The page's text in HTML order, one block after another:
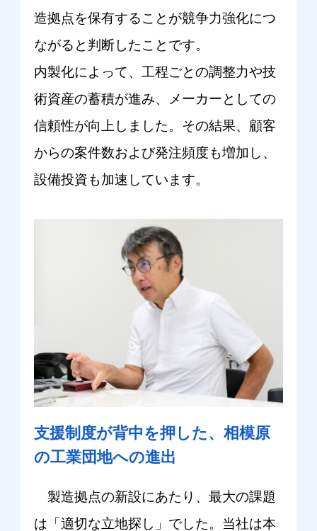
造拠点を保有することが競争力強化につ
ながると判断したことです。
内製化によって、工程ごとの調整力や技
術資産の蓄積が進み、メーカーとしての
信頼性が向上しました。その結果、顧客
からの案件数および発注頻度も増加し、
設備投資も加速しています。
支援制度が背中を押した、相模原
の工業団地への進出
製造拠点の新設にあたり、最大の課題
は「適切な立地探し」でした。当社は本